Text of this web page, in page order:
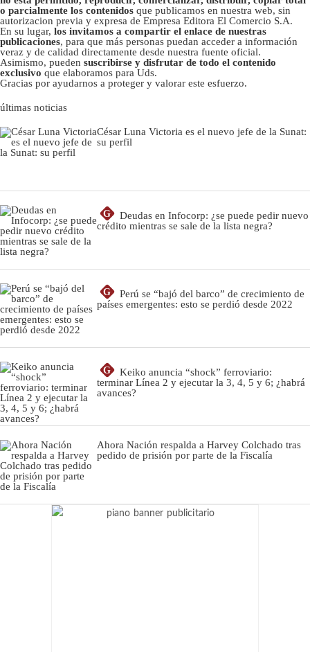
o parcialmente los contenidos que publicamos en nuestra web, sin
autorizacion previa y expresa de Empresa Editora El Comercio S.A.
En su lugar, los invitamos a compartir el enlace de nuestras
publicaciones, para que más personas puedan acceder a información
veraz y de calidad directamente desde nuestra fuente oficial.
Asimismo, pueden suscribirse y disfrutar de todo el contenido
exclusivo que elaboramos para Uds.
Gracias por ayudarnos a proteger y valorar este esfuerzo.
últimas noticias
César Luna Victoria es el nuevo jefe de la Sunat:
su perfil
G
Deudas en Infocorp: ¿se puede pedir nuevo
crédito mientras se sale de la lista negra?
G
Perú se “bajó del barco” de crecimiento de
países emergentes: esto se perdió desde 2022
G
Keiko anuncia “shock” ferroviario:
terminar Línea 2 y ejecutar la 3, 4, 5 y 6; ¿habrá
avances?
Ahora Nación respalda a Harvey Colchado tras
pedido de prisión por parte de la Fiscalía